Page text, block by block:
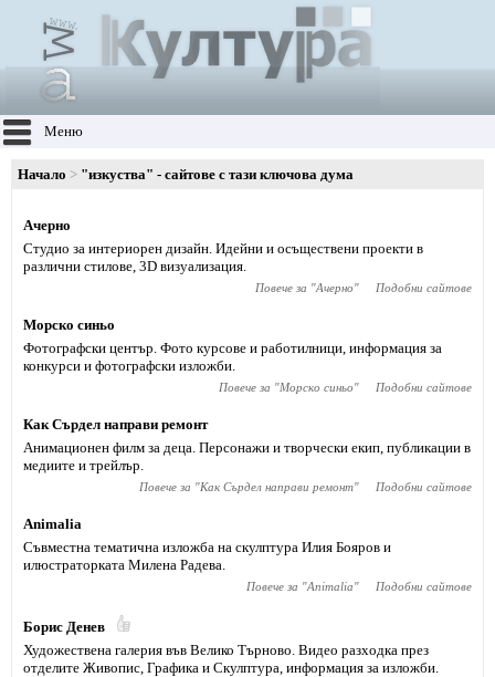
Меню
Начало "изкуства" - сайтове с тази ключова дума
Ачерно
Студио за интериорен дизайн. Идейни и осъществени проекти в
различни стилове, 3D визуализация.
Повече за "Ачерно" Подобни сайтове
Морско синьо
Фотографски център. Фото курсове и работилници, информация за
конкурси и фотографски изложби.
Повече за "Морско синьо" Подобни сайтове
Как Сърдел направи ремонт
Анимационен филм за деца. Персонажи и творчески екип, публикации в
медиите и трейлър.
Повече за "Как Сърдел направи ремонт" Подобни сайтове
Animaliа
Съвместна тематична изложба на скулптура Илия Бояров и
илюстраторката Милена Радева.
Повече за "Animaliа" Подобни сайтове
Борис Денев
Художествена галерия във Велико Търново. Видео разходка през
отделите Живопис, Графика и Скулптура, информация за изложби.